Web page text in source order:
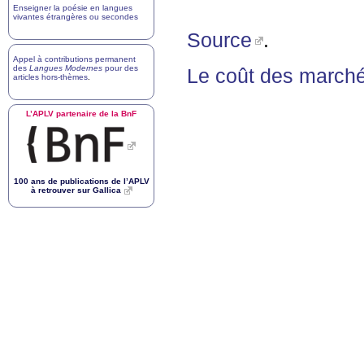
Source
.
Le coût des
Enseigner la poésie en langues
vivantes étrangères ou secondes
Appel à contributions permanent
des Langues Modernes pour des
articles hors-thèmes
L’APLV partenaire de la BnF
100 ans de publications de l’APLV
à retrouver sur Gallica